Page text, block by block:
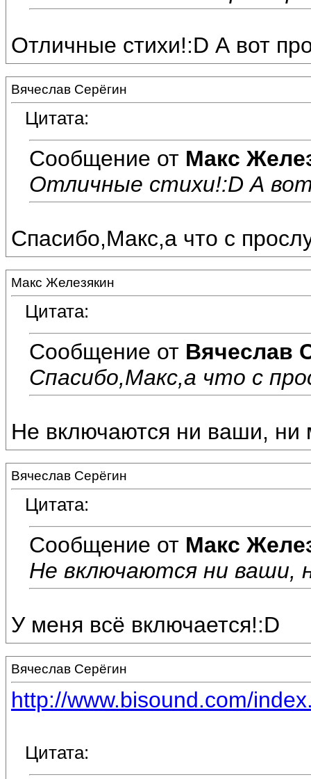
Отличные стихи!:D А вот
Вячеслав Серёгин
Цитата:
Сообщение от Макс
Отличные стихи!:D А
Спасибо,Макс,а что с
Макс Железякин
Цитата:
Сообщение от Вячеслав
Спасибо,Макс,а что с
Не включаются ни ваши, ни
Вячеслав Серёгин
Цитата:
Сообщение от Макс
Не включаются ни ваши,
У меня всё включается!:D
Вячеслав Серёгин
http://www.bisound.com/
Цитата: